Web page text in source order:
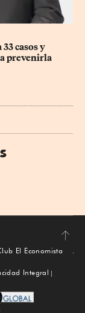
casos y
prevenirla
Subir
El Economista
Integral